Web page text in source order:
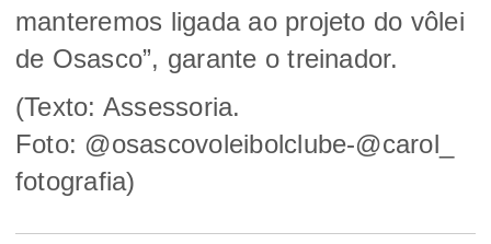
manteremos ligada ao projeto do vôlei
de Osasco”, garante o treinador.
(Texto: Assessoria.
Foto: @osascovoleibolclube-@carol_
fotografia)